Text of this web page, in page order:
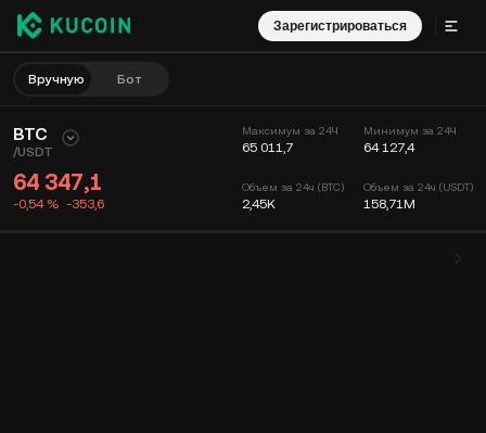
Зарегистрироваться
Вручную Бот
BTC
/USDT
64 347,1
-0,54 % -353,6
Максимум за 24Ч
65 011,7
Объем за 24ч (BTC)
2,45K
Минимум за 24Ч
64 127,4
Объем за 24ч (USDT)
158,71M
Сделки